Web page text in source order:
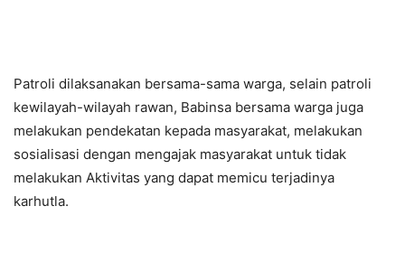
Patroli dilaksanakan bersama-sama warga, selain patroli
kewilayah-wilayah rawan, Babinsa bersama warga juga
melakukan pendekatan kepada masyarakat, melakukan
sosialisasi dengan mengajak masyarakat untuk tidak
melakukan Aktivitas yang dapat memicu terjadinya
karhutla.